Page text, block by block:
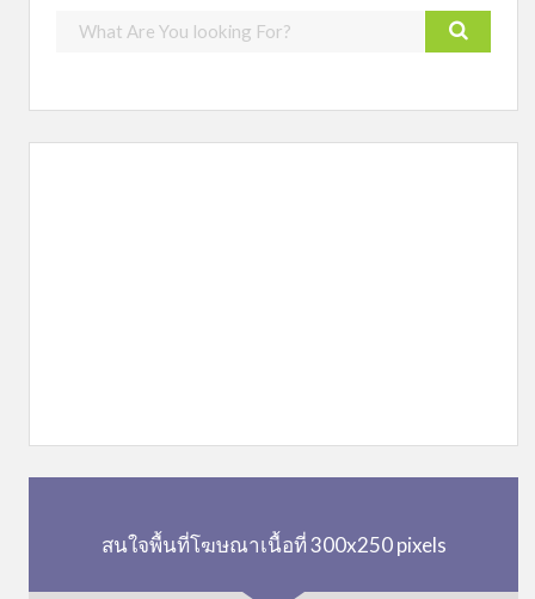
สนใจพื้นที่โฆษณาเนื้อที่ 300x250 pixels